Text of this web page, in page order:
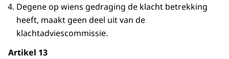
Degene op wiens gedraging de klacht betrekking
heeft, maakt geen deel uit van de
klachtadviescommissie.
Artikel 13